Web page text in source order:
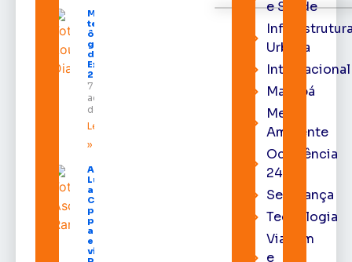
Macapá
terá
ônibus
gratuitos
durante a
Expofeira
2026
7 de
agosto
de 2026
Leia mais
»
Após veto,
Lula envia
ao
Congresso
projeto
para criar
a UNIFRON
e grava
vídeo para
e Saúde
Urbana
Internacional
Macapá
Meio
Ambiente
Ocorrência
24h
Segurança
Tecnologia
Viagem
e